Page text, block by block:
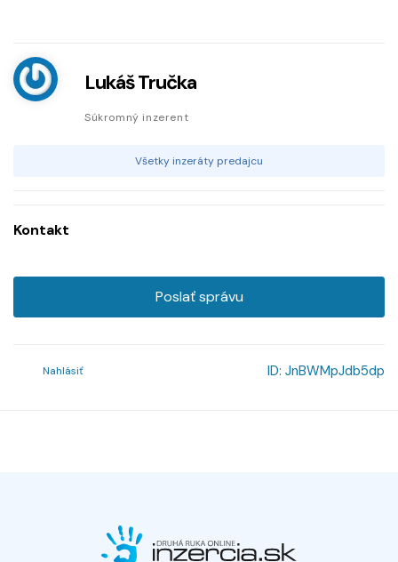
Lukáš Tručka
Súkromný inzerent
Všetky inzeráty predajcu
Kontakt
Poslať správu
Nahlásiť ID: JnBWMpJdb5dp